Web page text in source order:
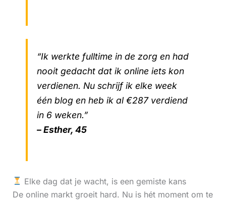
“Ik werkte fulltime in de zorg en had
nooit gedacht dat ik online iets kon
verdienen. Nu schrijf ik elke week
één blog en heb ik al €287 verdiend
in 6 weken.”
– Esther, 45
Elke dag dat je wacht, is een gemiste kans
De online markt groeit hard. Nu is hét moment om te